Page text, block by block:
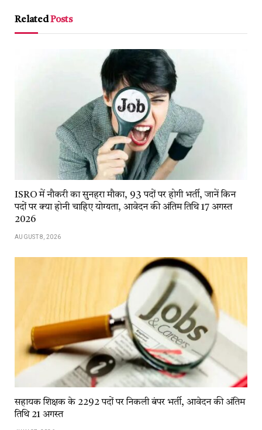
RelatedPosts
ISRO में नौकरी का सुनहरा मौका, 93 पदों पर होगी भर्ती, जानें किन
पदों पर क्या होनी चाहिए योग्यता, आवेदन की अंतिम तिथि 17 अगस्त
2026
AUGUST 8, 2026
सहायक शिक्षक के 2292 पदों पर निकली बंपर भर्ती, आवेदन की अंतिम
तिथि 21 अगस्त